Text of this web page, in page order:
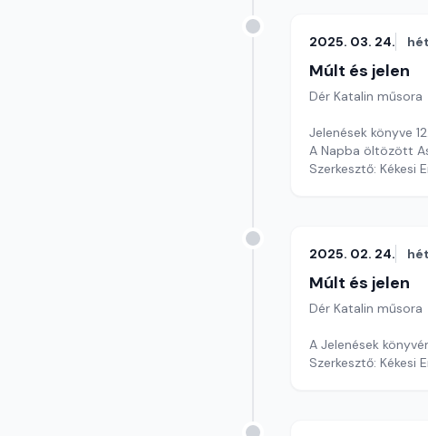
2025. 03. 24.
Múlt és jelen
Dér Katalin műsora
Jelenések könyve
A Napba öltözött
Szerkesztő: Kékesi
2025. 02. 24.
Múlt és jelen
Dér Katalin műsora
A Jelenések
Szerkesztő: Kékesi